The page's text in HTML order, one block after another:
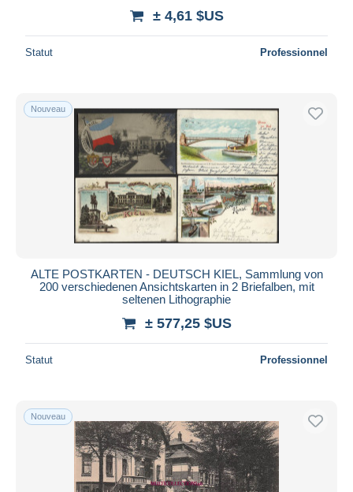
± 4,61 $US
Statut Professionnel
Nouveau
ALTE POSTKARTEN - DEUTSCH KIEL, Sammlung von
200 verschiedenen Ansichtskarten in 2 Briefalben, mit
seltenen Lithographie
± 577,25 $US
Statut Professionnel
Nouveau